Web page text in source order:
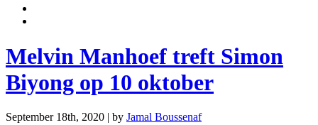
Melvin Manhoef treft Simon
Biyong op 10 oktober
September 18th, 2020 | by Jamal Boussenaf